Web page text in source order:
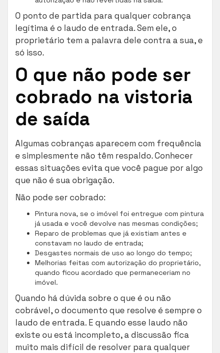
O ponto de partida para qualquer cobrança
legítima é o laudo de entrada. Sem ele, o
proprietário tem a palavra dele contra a sua, e
só isso.
O que não pode ser
cobrado na vistoria
de saída
Algumas cobranças aparecem com frequência
e simplesmente não têm respaldo. Conhecer
essas situações evita que você pague por algo
que não é sua obrigação.
Não pode ser cobrado:
Pintura nova, se o imóvel foi entregue com pintura
já usada e você devolve nas mesmas condições;
Reparo de problemas que já existiam antes e
constavam no laudo de entrada;
Desgastes normais de uso ao longo do tempo;
Melhorias feitas com autorização do proprietário,
quando ficou acordado que permaneceriam no
imóvel.
Quando há dúvida sobre o que é ou não
cobrável, o documento que resolve é sempre o
laudo de entrada. E quando esse laudo não
existe ou está incompleto, a discussão fica
muito mais difícil de resolver para qualquer